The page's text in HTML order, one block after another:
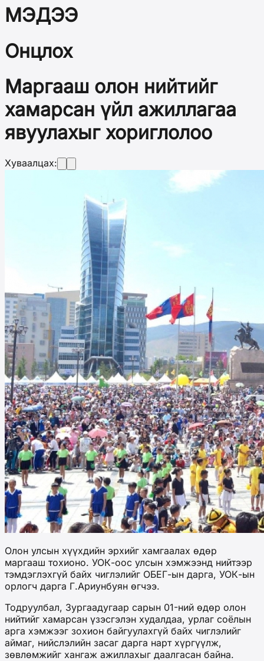
МЭДЭЭ
Онцлох
Маргааш олон нийтийг
хамарсан үйл ажиллагаа
явуулахыг хориглолоо
Хуваалцах:
Олон улсын хүүхдийн эрхийг хамгаалах өдөр
маргааш тохионо. УОК-оос улсын хэмжээнд нийтээр
тэмдэглэхгүй байх чиглэлийг ОБЕГ-ын дарга, УОК-ын
орлогч дарга Г.Ариунбуян өгчээ.
Тодруулбал, Зургаадугаар сарын 01-ний өдөр олон
нийтийг хамарсан үзэсгэлэн худалдаа, урлаг соёлын
арга хэмжээг зохион байгуулахгүй байх чиглэлийг
аймаг, нийслэлийн засаг дарга нарт хүргүүлж,
зөвлөмжийг хангаж ажиллахыг даалгасан байна.